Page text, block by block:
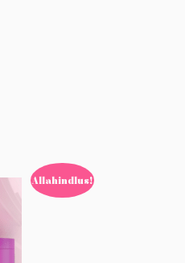
Allahindlus!